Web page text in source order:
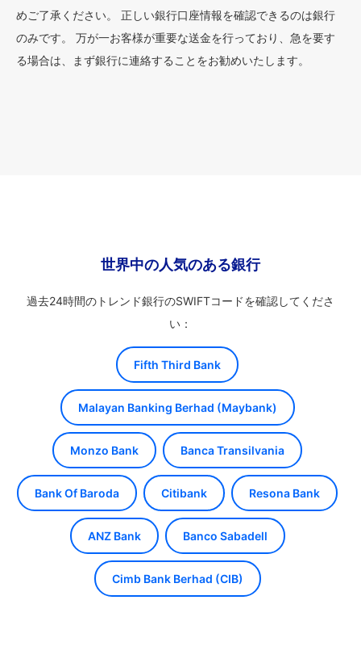
めご了承ください。 正しい銀行口座情報を確認できるのは銀行
のみです。 万が一お客様が重要な送金を行っており、急を要す
る場合は、まず銀行に連絡することをお勧めいたします。
世界中の人気のある銀行
過去24時間のトレンド銀行のSWIFTコードを確認してくださ
い：
Fifth Third Bank
Malayan Banking Berhad (Maybank)
Monzo Bank Banca Transilvania
Bank Of Baroda Citibank Resona Bank
ANZ Bank Banco Sabadell
Cimb Bank Berhad (CIB)